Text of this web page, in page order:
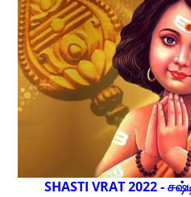
SHASTI VRAT 2022 -